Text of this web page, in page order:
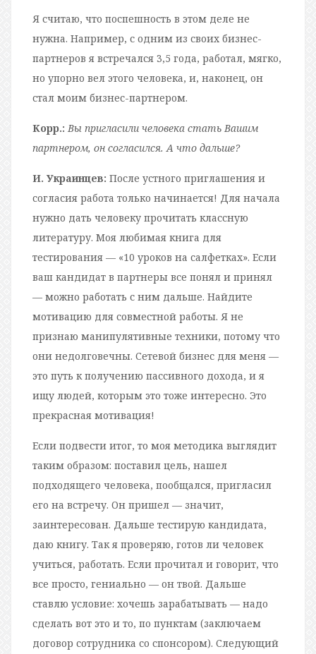
Я считаю, что поспешность в этом деле не
нужна. Например, с одним из своих бизнес-
партнеров я встречался 3,5 года, работал, мягко,
но упорно вел этого человека, и, наконец, он
стал моим бизнес-партнером.
Корр.: Вы пригласили человека стать Вашим
партнером, он согласился. А что дальше?
И. Украинцев: После устного приглашения и
согласия работа только начинается! Для начала
нужно дать человеку прочитать классную
литературу. Моя любимая книга для
тестирования — «10 уроков на салфетках». Если
ваш кандидат в партнеры все понял и принял
— можно работать с ним дальше. Найдите
мотивацию для совместной работы. Я не
признаю манипулятивные техники, потому что
они недолговечны. Сетевой бизнес для меня —
это путь к получению пассивного дохода, и я
ищу людей, которым это тоже интересно. Это
прекрасная мотивация!
Если подвести итог, то моя методика выглядит
таким образом: поставил цель, нашел
подходящего человека, пообщался, пригласил
его на встречу. Он пришел — значит,
заинтересован. Дальше тестирую кандидата,
даю книгу. Так я проверяю, готов ли человек
учиться, работать. Если прочитал и говорит, что
все просто, гениально — он твой. Дальше
ставлю условие: хочешь зарабатывать — надо
сделать вот это и то, по пунктам (заключаем
договор сотрудника со спонсором). Следующий